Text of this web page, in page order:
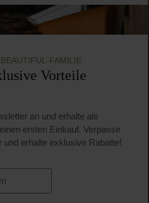
FAMILIE
Vorteile
an und erhalte als
ersten Einkauf. Verpasse
erhalte exklusive Rabatte!